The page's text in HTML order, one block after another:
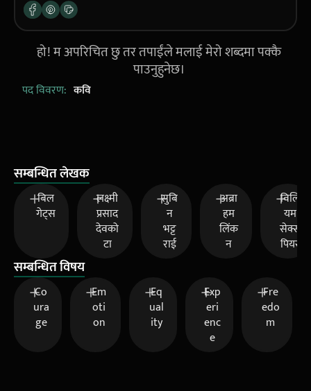
हो! म अपरिचित छु तर तपाईंले मलाई मेरो शब्दमा पक्कै
पाउनुहुनेछ।
पद विवरण: कवि
सम्बन्धित लेखक
बिल
गेट्स
लक्ष्मी
प्रसाद
देवको
टा
सुबि
न
भट्ट
राई
अब्रा
हम
लिंक
न
विलि
यम
सेक्स
पियर
सम्बन्धित विषय
Co
ura
ge
Em
oti
on
Eq
ual
ity
Exp
eri
enc
e
Fre
edo
m